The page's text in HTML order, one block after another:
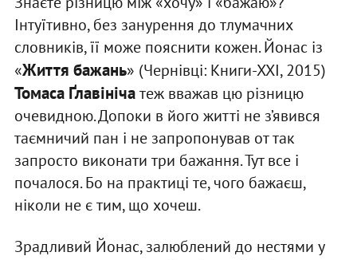
Інтуїтивно, без занурення до тлумачних
словників, її може пояснити кожен. Йонас із
«Життя бажань» (Чернівці: Книги-ХХІ, 2015)
Томаса Ґлавінічатеж вважав цю різницю
очевидною. Допоки в його житті не з’явився
таємничий пан і не запропонував от так
запросто виконати три бажання. Тут все і
почалося. Бо на практиці те, чого бажаєш,
ніколи не є тим, що хочеш.
Зрадливий Йонас, залюблений до нестями у